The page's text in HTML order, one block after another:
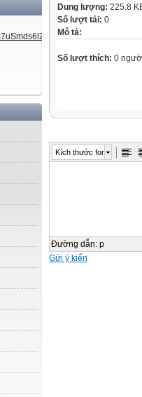
Dung lượng: 225.8
Số lượt tải: 0
Mô tả:
Số lượt thích: 0
Kích thước font
Đường dẫn: p
Gửi ý kiến